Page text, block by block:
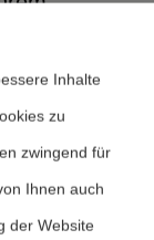
letzten
also
Inhalte
zu
zwingend für
Ihnen auch
der Website